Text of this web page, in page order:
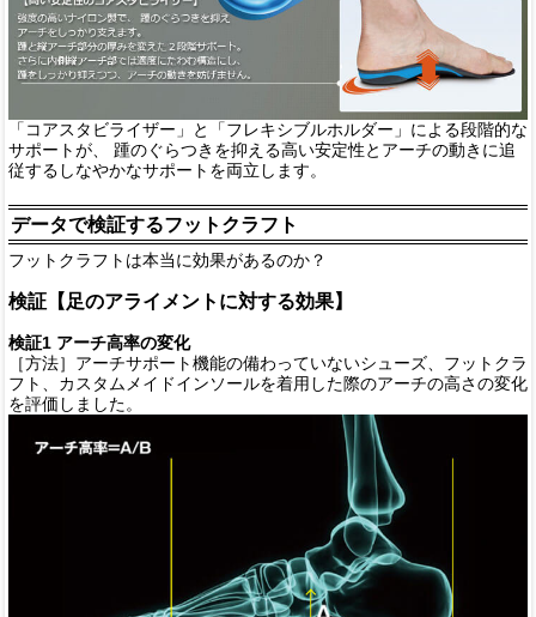
「コアスタビライザー」と「フレキシブルホルダー」による段階的な
サポートが、 踵のぐらつきを抑える高い安定性とアーチの動きに追
従するしなやかなサポートを両立します。
データで検証するフットクラフト
フットクラフトは本当に効果があるのか？
検証【足のアライメントに対する効果】
検証1 アーチ高率の変化
［方法］アーチサポート機能の備わっていないシューズ、フットクラ
フト、カスタムメイドインソールを着用した際のアーチの高さの変化
を評価しました。